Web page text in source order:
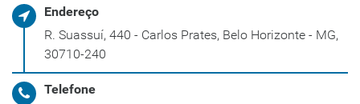
Endereço
R. Suassuí, 440 - Carlos Prates, Belo Horizonte - MG,
30710-240
Telefone